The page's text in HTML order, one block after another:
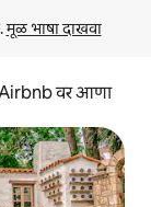
मूळ भाषा दाखवा
Airbnb वर आणा